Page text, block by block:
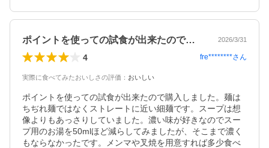
ポイントを使っての試食が出来たので購入… 2026/3/31
4 fre********さん
実際に食べてみたおいしさの評価 ： おいしい
ポイントを使っての試食が出来たので購入しました。麺は
ちぢれ麺ではなくストレートに近い細麺です。スープは想
像よりもあっさりしていました。濃い味が好きなのでスー
プ用のお湯を50mlほど減らしてみましたが、そこまで濃く
もならなかったです。メンマや叉焼を用意すれば多少食べ